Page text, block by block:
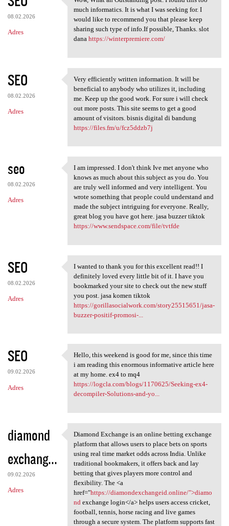
08.02.2026
Adres
Wow, What an Outstanding post
much informatics. It is what I was seeking for. I
would like to recommend you that please keep
sharing such type of info.If possible, Thanks. slot
dana https://winterpremiere.com/
SEO
08.02.2026
Adres
Very efficiently written
Very efficiently written information. It will be
beneficial to anybody who utilizes it, including
me. Keep up the good work. For sure i will check
out more posts. This site seems to get a good
amount of visitors. bisnis digital di bandung
https://files.fm/u/fcz5ddzb7j
seo
08.02.2026
Adres
I am impressed. I don't think
I am impressed. I don't think Ive met anyone who
knows as much about this subject as you do. You
are truly well informed and very intelligent. You
wrote something that people could understand and
made the subject intriguing for everyone. Really,
great blog you have got here. jasa buzzer tiktok
https://www.sendspace.com/file/tvtfde
SEO
08.02.2026
Adres
I wanted to thank you for
I wanted to thank you for this excellent read!! I
definitely loved every little bit of it. I have you
bookmarked your site to check out the new stuff
you post. jasa komen tiktok
https://gorillasocialwork.com/story25515651/jasa-
buzzer-positif-promosi-...
SEO
09.02.2026
Adres
Hello, this weekend is good
Hello, this weekend is good for me, since this time
i am reading this enormous informative article here
at my home. ex4 to mq4
https://logcla.com/blogs/1170625/Seeking-ex4-
decompiler-Solutions-and-yo...
diamond
exchang...
09.02.2026
Adres
Diamond Exchange is an online
Diamond Exchange is an online betting exchange
platform that allows users to place bets on sports
using real time market odds across India. Unlike
traditional bookmakers, it offers back and lay
betting that gives players more control and
flexibility. The <a
href="https://diamondexchangeid.online/">diamo
nd exchange login</a> helps users access cricket,
football, tennis, horse racing and live games
through a secure system. The platform supports fast